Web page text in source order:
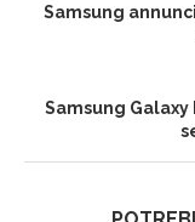
Samsung
Samsung